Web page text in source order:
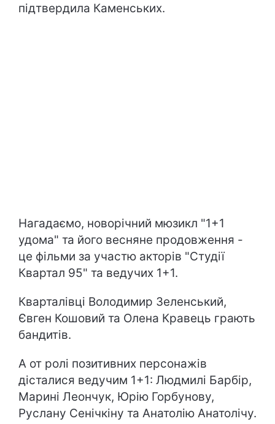
підтвердила Каменських.
Нагадаємо, новорічний мюзикл "1+1
удома" та його весняне продовження -
це фільми за участю акторів "Студії
Квартал 95" та ведучих 1+1.
Кварталівці Володимир Зеленський,
Євген Кошовий та Олена Кравець грають
бандитів.
А от ролі позитивних персонажів
дісталися ведучим 1+1: Людмилі Барбір,
Марині Леончук, Юрію Горбунову,
Руслану Сенічкіну та Анатолію Анатолічу.